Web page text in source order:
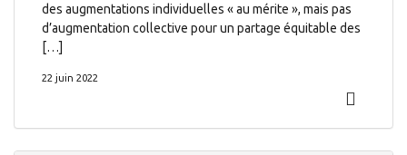
des augmentations individuelles « au mérite », mais pas
d’augmentation collective pour un partage équitable des
[…]
22 juin 2022